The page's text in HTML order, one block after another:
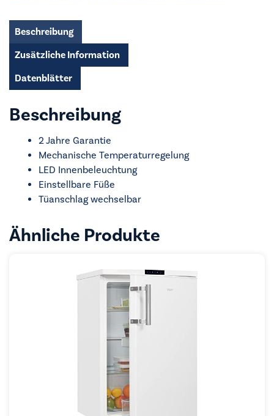
Beschreibung
Zusätzliche Information
Datenblätter
Beschreibung
2 Jahre Garantie
Mechanische Temperaturregelung
LED Innenbeleuchtung
Einstellbare Füße
Tüanschlag wechselbar
Ähnliche Produkte